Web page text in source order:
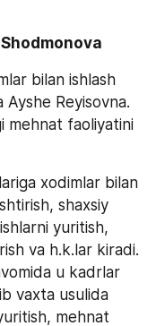
bilan ishlash
Ayshe Reyisovna.
mehnat faoliyatini
shaxsiy
yuritish,
va h.k.lar kiradi.
u kadrlar
vaxta usulida
mehnat